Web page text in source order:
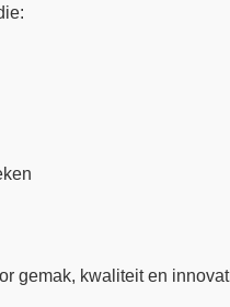
gemak, kwaliteit en